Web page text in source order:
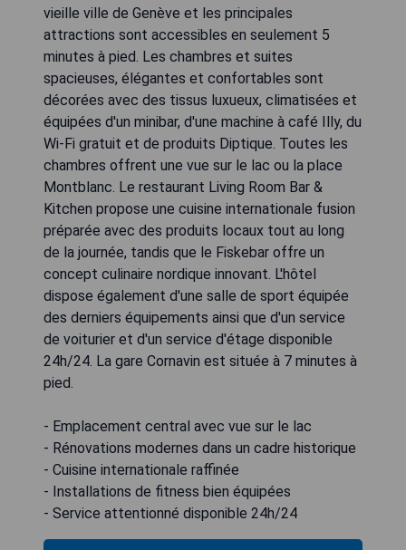
vieille ville de Genève et les principales
attractions sont accessibles en seulement 5
minutes à pied. Les chambres et suites
spacieuses, élégantes et confortables sont
décorées avec des tissus luxueux, climatisées et
équipées d'un minibar, d'une machine à café Illy, du
Wi-Fi gratuit et de produits Diptique. Toutes les
chambres offrent une vue sur le lac ou la place
Montblanc. Le restaurant Living Room Bar &
Kitchen propose une cuisine internationale fusion
préparée avec des produits locaux tout au long
de la journée, tandis que le Fiskebar offre un
concept culinaire nordique innovant. L'hôtel
dispose également d'une salle de sport équipée
des derniers équipements ainsi que d'un service
de voiturier et d'un service d'étage disponible
24h/24. La gare Cornavin est située à 7 minutes à
pied.
- Emplacement central avec vue sur le lac
- Rénovations modernes dans un cadre historique
- Cuisine internationale raffinée
- Installations de fitness bien équipées
- Service attentionné disponible 24h/24